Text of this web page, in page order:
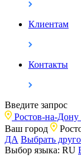
Клиентам
Контакты
Введите запрос
Ростов-на-Дону
Ваш город
ДА Выбрать
Выбор языка: RU